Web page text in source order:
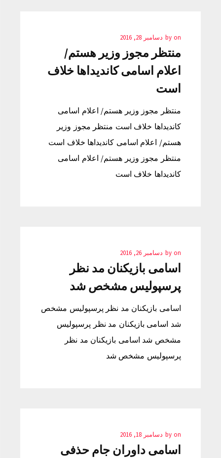
by on دسامبر 28, 2016
منتظر مجوز وزیر هستم/
اعلام اسامی کاندیداها خلاف
است
منتظر مجوز وزیر هستم/ اعلام اسامی
کاندیداها خلاف است منتظر مجوز وزیر
هستم/ اعلام اسامی کاندیداها خلاف است
منتظر مجوز وزیر هستم/ اعلام اسامی
کاندیداها خلاف است
by on دسامبر 26, 2016
اسامی بازیکنان مد نظر
پرسپولیس مشخص شد
اسامی بازیکنان مد نظر پرسپولیس مشخص
شد اسامی بازیکنان مد نظر پرسپولیس
مشخص شد اسامی بازیکنان مد نظر
پرسپولیس مشخص شد
by on دسامبر 18, 2016
اسامی داوران جام حذفی